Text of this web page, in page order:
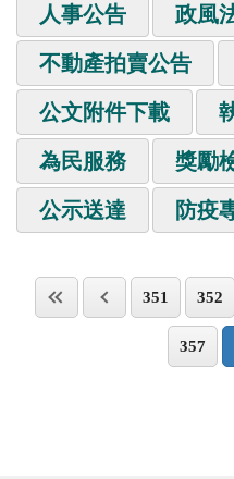
人事公告 政風
不動產拍賣公告
公文附件下載
為民服務 獎勵
公示送達 防疫
351 352
357